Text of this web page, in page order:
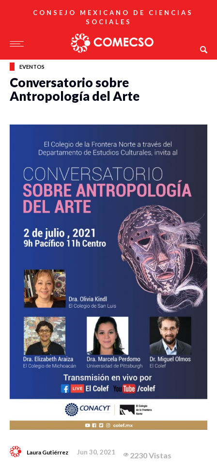
CONSEJO MEXICANO DE CIENCIAS
SOCIALES
EVENTOS
Conversatorio sobre
Antropología del Arte
Laura Gutiérrez Jun 30, 2021 2230 Vistas